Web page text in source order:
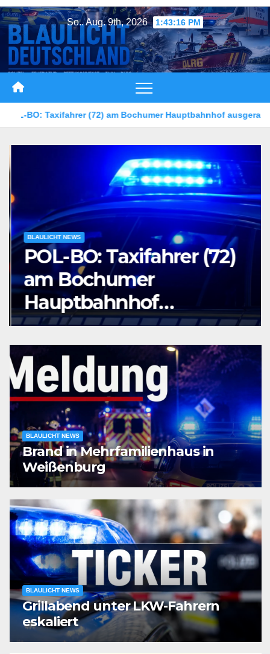
Zum
Inhalt
springen
So.. Aug. 9th, 2026 1:43:18 PM
Hauptbahnhof ausgeraubt – Zeugen gesucht 5-
BLAULICHT NEWS
POL-BO: Taxifahrer (72)
am Bochumer
Hauptbahnhof
ausgeraubt – Zeugen
gesucht
BLAULICHT NEWS
Brand in Mehrfamilienhaus in
Weißenburg
BLAULICHT NEWS
Grillabend unter LKW-Fahrern
eskaliert